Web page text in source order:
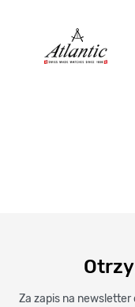
Za zapis na newsletter